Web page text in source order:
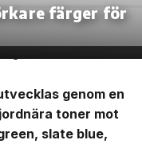
färger för
genom en
toner mot
slate blue,